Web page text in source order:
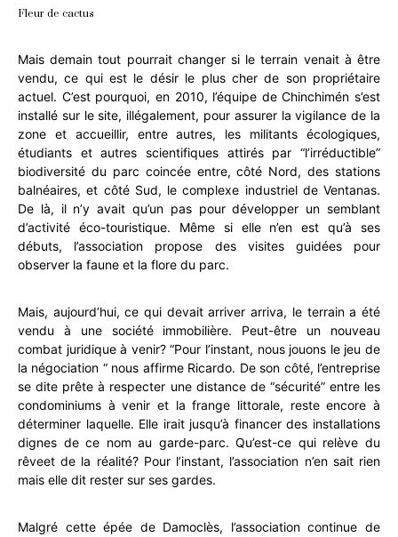
Fleur de cactus
Mais demain tout pourrait changer si le terrain venait à être
vendu, ce qui est le désir le plus cher de son propriétaire
actuel. C’est pourquoi, en 2010, l’équipe de Chinchimén s’est
installé sur le site, illégalement, pour assurer la vigilance de la
zone et accueillir, entre autres, les militants écologiques,
étudiants et autres scientifiques attirés par “l’irréductible”
biodiversité du parc coincée entre, côté Nord, des stations
balnéaires, et côté Sud, le complexe industriel de Ventanas.
De là, il n’y avait qu’un pas pour développer un semblant
d’activité éco-touristique. Même si elle n’en est qu’à ses
débuts, l’association propose des visites guidées pour
observer la faune et la flore du parc.
Mais, aujourd’hui, ce qui devait arriver arriva, le terrain a été
vendu à une société immobilière. Peut-être un nouveau
combat juridique à venir? “Pour l’instant, nous jouons le jeu de
la négociation “ nous affirme Ricardo. De son côté, l’entreprise
se dite prête à respecter une distance de “sécurité” entre les
condominiums à venir et la frange littorale, reste encore à
déterminer laquelle. Elle irait jusqu’à financer des installations
dignes de ce nom au garde-parc. Qu’est-ce qui relève du
rêveet de la réalité? Pour l’instant, l’association n’en sait rien
mais elle dit rester sur ses gardes.
Malgré cette épée de Damoclès, l’association continue de